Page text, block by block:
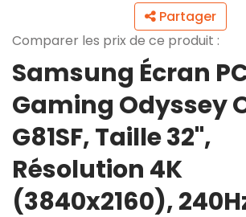
Partager
Comparer les prix de ce produit :
Samsung Écran
Gaming Odyssey
G81SF, Taille 32'',
Résolution 4K
(3840x2160),